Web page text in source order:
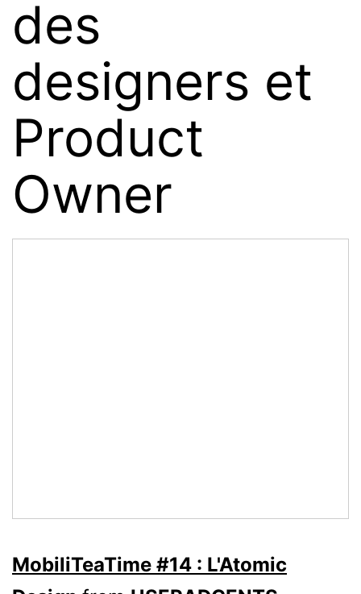
des
designers et
Product
Owner
MobiliTeaTime #14 : L'Atomic